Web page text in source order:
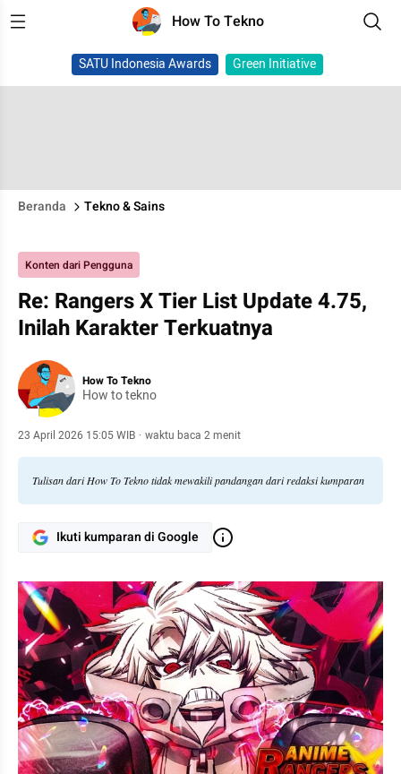
How To Tekno
SATU Indonesia Awards Green Initiative
Beranda Tekno & Sains
Konten dari Pengguna
Re: Rangers X Tier List Update 4.75,
Inilah Karakter Terkuatnya
How To Tekno
How to tekno
23 April 2026 15:05 WIB · waktu baca 2 menit
Tulisan dari How To Tekno tidak mewakili pandangan dari redaksi kumparan
Ikuti kumparan di Google